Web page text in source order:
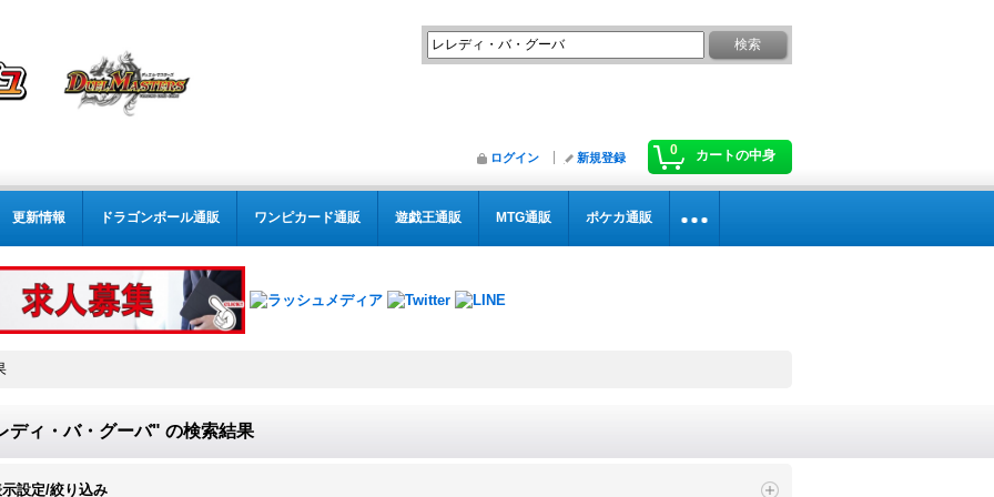
0 カートの中身
ログイン 新規登録
更新情報 ドラゴンボール通販 ワンピカード通販 遊戯王通販 MTG通販 ポケカ通販
ディ・バ・グーバ" の検索結果
設定/絞り込み